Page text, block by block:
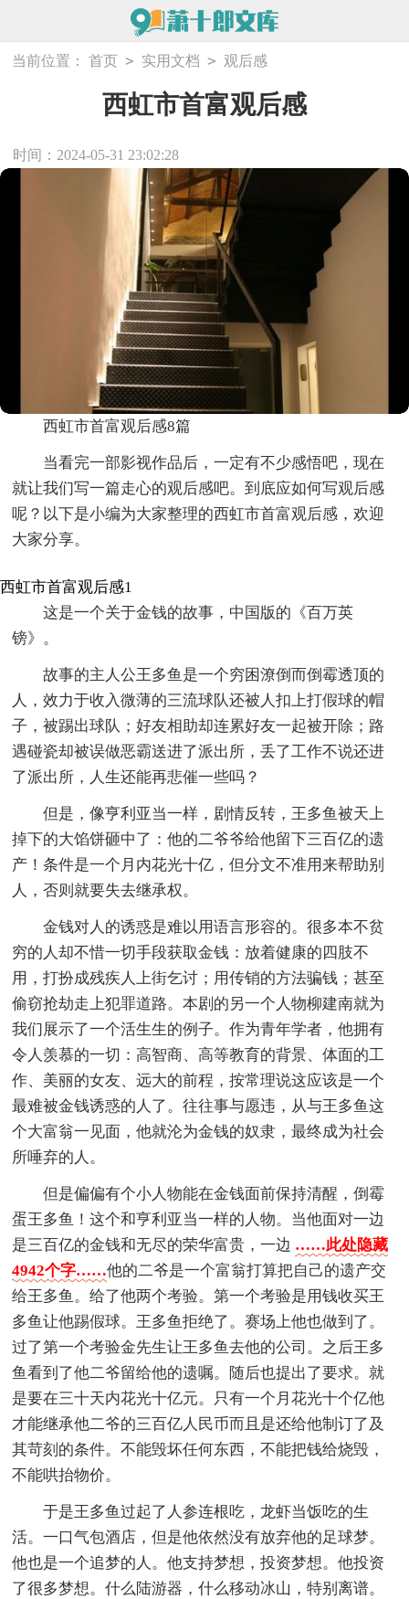
当前位置： 首页 > 实用文档 > 观后感
西虹市首富观后感
时间：2024-05-31 23:02:28
西虹市首富观后感8篇
当看完一部影视作品后，一定有不少感悟吧，现在
就让我们写一篇走心的观后感吧。到底应如何写观后感
呢？以下是小编为大家整理的西虹市首富观后感，欢迎
大家分享。
西虹市首富观后感1
这是一个关于金钱的故事，中国版的《百万英
镑》。
故事的主人公王多鱼是一个穷困潦倒而倒霉透顶的
人，效力于收入微薄的三流球队还被人扣上打假球的帽
子，被踢出球队；好友相助却连累好友一起被开除；路
遇碰瓷却被误做恶霸送进了派出所，丢了工作不说还进
了派出所，人生还能再悲催一些吗？
但是，像亨利亚当一样，剧情反转，王多鱼被天上
掉下的大馅饼砸中了：他的二爷爷给他留下三百亿的遗
产！条件是一个月内花光十亿，但分文不准用来帮助别
人，否则就要失去继承权。
金钱对人的诱惑是难以用语言形容的。很多本不贫
穷的人却不惜一切手段获取金钱：放着健康的四肢不
用，打扮成残疾人上街乞讨；用传销的方法骗钱；甚至
偷窃抢劫走上犯罪道路。本剧的另一个人物柳建南就为
我们展示了一个活生生的例子。作为青年学者，他拥有
令人羡慕的一切：高智商、高等教育的背景、体面的工
作、美丽的女友、远大的前程，按常理说这应该是一个
最难被金钱诱惑的人了。往往事与愿违，从与王多鱼这
个大富翁一见面，他就沦为金钱的奴隶，最终成为社会
所唾弃的人。
但是偏偏有个小人物能在金钱面前保持清醒，倒霉
蛋王多鱼！这个和亨利亚当一样的人物。当他面对一边
是三百亿的金钱和无尽的荣华富贵，一边 ……此处隐藏
4942个字……他的二爷是一个富翁打算把自己的遗产交
给王多鱼。给了他两个考验。第一个考验是用钱收买王
多鱼让他踢假球。王多鱼拒绝了。赛场上他也做到了。
过了第一个考验金先生让王多鱼去他的公司。之后王多
鱼看到了他二爷留给他的遗嘱。随后也提出了要求。就
是要在三十天内花光十亿元。只有一个月花光十个亿他
才能继承他二爷的三百亿人民币而且是还给他制订了及
其苛刻的条件。不能毁坏任何东西，不能把钱给烧毁，
不能哄抬物价。
于是王多鱼过起了人参连根吃，龙虾当饭吃的生
活。一口气包酒店，但是他依然没有放弃他的足球梦。
他也是一个追梦的人。他支持梦想，投资梦想。他投资
了很多梦想。什么陆游器，什么移动冰山，特别离谱。